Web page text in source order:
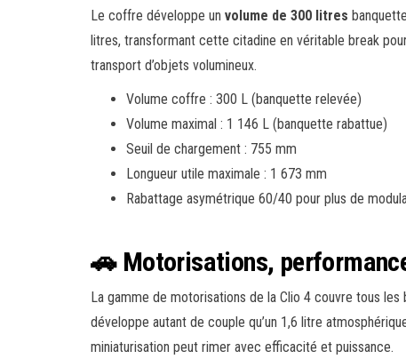
Le coffre développe un volume de 300 litres
litres, transformant cette citadine en véritable break
transport d’objets volumineux.
Volume coffre : 300 L (banquette relevée)
Volume maximal : 1 146 L (banquette rabattue)
Seuil de chargement : 755 mm
Longueur utile maximale : 1 673 mm
Rabattage asymétrique 60/40 pour plus de
🚗 Motorisations,
La gamme de motorisations de la Clio 4 couvre tous
développe autant de couple qu’un 1,6 litre
miniaturisation peut rimer avec efficacité et puissance.